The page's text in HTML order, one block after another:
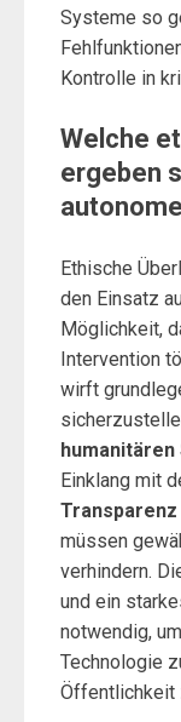
Systeme so
Kontrolle in
Welche
ergeben
Ethische
den Einsatz
Möglichkeit,
Intervention
wirft
humanitären
Einklang mit
Transparenz
müssen
verhindern.
und ein
notwendig,
Technologie
Öffentlichkeit